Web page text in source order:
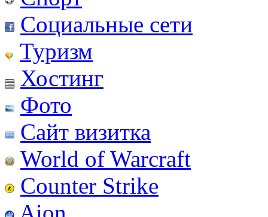
Социальные сети
Туризм
Хостинг
Фото
Сайт визитка
World of Warcraft
Counter Strike